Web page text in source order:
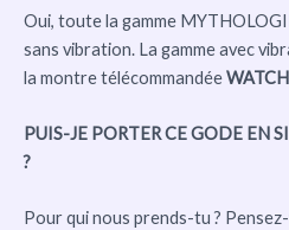
Oui, toute la gamme
sans vibration. La gamme avec
la montre télécommandée
PUIS-JE PORTER CE GODE EN
?
Pour qui nous prends-tu ?